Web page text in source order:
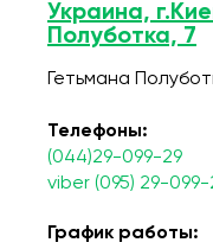
Украина,
Полуботка, 7
Гетьмана
Телефоны:
(044)29-099-29
viber (095) 29-099-
График работы: